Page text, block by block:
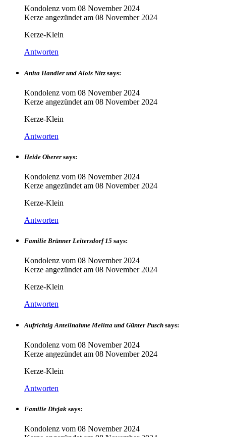
Kondolenz vom 08 November 2024
Kerze angezündet am 08 November 2024
Kerze-Klein
Antworten
Anita Handler und Alois Nitz says:
Kondolenz vom 08 November 2024
Kerze angezündet am 08 November 2024
Kerze-Klein
Antworten
Heide Oberer says:
Kondolenz vom 08 November 2024
Kerze angezündet am 08 November 2024
Kerze-Klein
Antworten
Familie Brünner Leitersdorf 15 says:
Kondolenz vom 08 November 2024
Kerze angezündet am 08 November 2024
Kerze-Klein
Antworten
Aufrichtig Anteilnahme Melitta und Günter Pusch says:
Kondolenz vom 08 November 2024
Kerze angezündet am 08 November 2024
Kerze-Klein
Antworten
Familie Divjak says:
Kondolenz vom 08 November 2024